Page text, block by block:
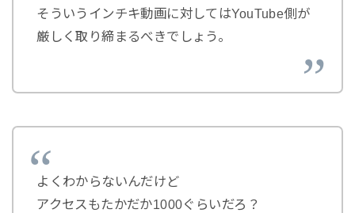
そういうインチキ動画に対してはYouTube側が
厳しく取り締まるべきでしょう。
よくわからないんだけど
アクセスもたかだか1000ぐらいだろ？